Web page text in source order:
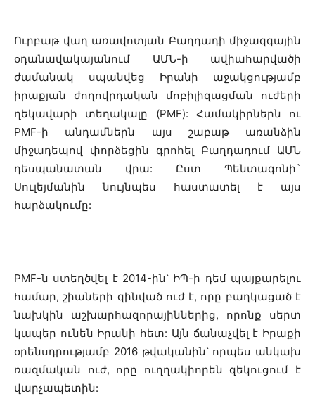
Ուրբաթ վաղ առավոտյան Բաղդադի միջազգային
օդանավակայանում ԱՄՆ-ի ավիահարվածի
ժամանակ սպանվեց Իրանի աջակցությամբ
իրաքյան ժողովրդական մոբիլիզացման ուժերի
ղեկավարի տեղակալը (PMF): Համակիրներն ու
PMF-ի անդամներն այս շաբաթ առանձին
միջադեպով փորձեցին գրոհել Բաղդադում ԱՄՆ
դեսպանատան վրա: Ըստ Պենտագոնի`
Սուլեյմանին նույնպես հաստատել է այս
հարձակումը:
PMF-ն ստեղծվել է 2014-ին՝ ԻՊ-ի դեմ պայքարելու
համար, շիաների զինված ուժ է, որը բաղկացած է
նախկին աշխարհազորայիններից, որոնք սերտ
կապեր ունեն Իրանի հետ: Այն ճանաչվել է Իրաքի
օրենսդրությամբ 2016 թվականին՝ որպես անկախ
ռազմական ուժ, որը ուղղակիորեն զեկուցում է
վարչապետին: